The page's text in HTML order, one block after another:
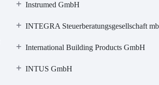
Instrumed GmbH
INTEGRA Steuerberatungsgesellschaft
International Building Products GmbH
INTUS GmbH